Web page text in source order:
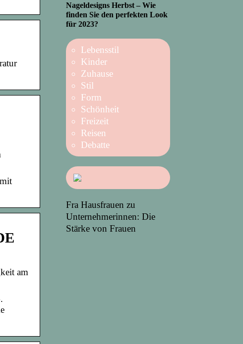
am
Nageldesigns Herbst – Wie
finden Sie den perfekten Look
für 2023?
Lebensstil
Kinder
Zuhause
Stil
Form
Schönheit
Freizeit
Reisen
Debatte
Fra Hausfrauen zu
Unternehmerinnen: Die
Stärke von Frauen